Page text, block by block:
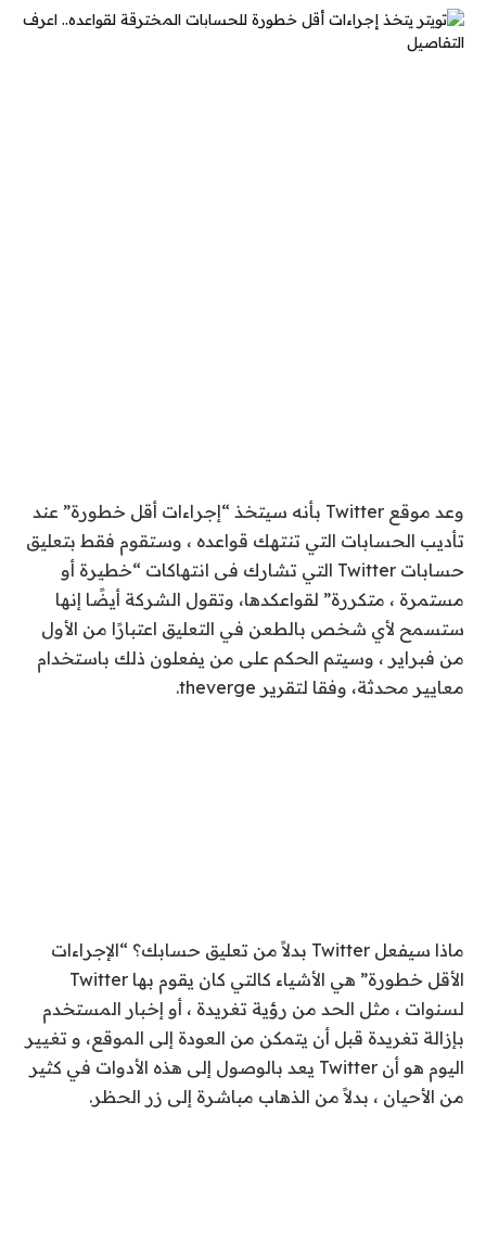
وعد موقع Twitter بأنه سيتخذ “إجراءات أقل خطورة” عند
تأديب الحسابات التي تنتهك قواعده ، وستقوم فقط بتعليق
حسابات Twitter التي تشارك فى انتهاكات “خطيرة أو
مستمرة ، متكررة” لقواعكدها، وتقول الشركة أيضًا إنها
ستسمح لأي شخص بالطعن في التعليق اعتبارًا من الأول
من فبراير ، وسيتم الحكم على من يفعلون ذلك باستخدام
معايير محدثة، وفقا لتقرير theverge.
ماذا سيفعل Twitter بدلاً من تعليق حسابك؟ “الإجراءات
الأقل خطورة” هي الأشياء كالتي كان يقوم بها Twitter
لسنوات ، مثل الحد من رؤية تغريدة ، أو إخبار المستخدم
بإزالة تغريدة قبل أن يتمكن من العودة إلى الموقع، و تغيير
اليوم هو أن Twitter يعد بالوصول إلى هذه الأدوات في كثير
من الأحيان ، بدلاً من الذهاب مباشرة إلى زر الحظر.